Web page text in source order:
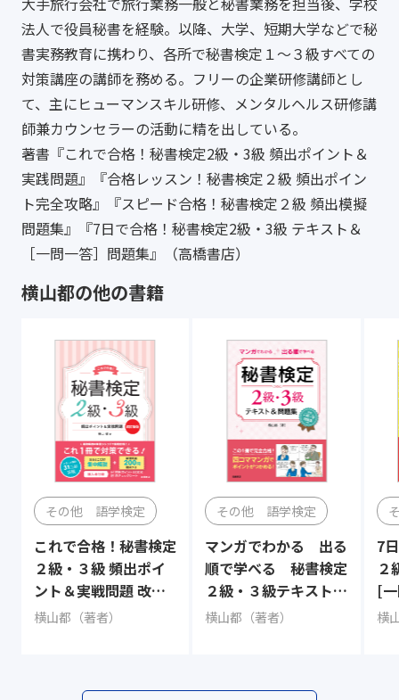
法人で役員秘書を経験。以降、大学、短期大学などで秘
書実務教育に携わり、各所で秘書検定１～３級すべての
対策講座の講師を務める。フリーの企業研修講師とし
て、主にヒューマンスキル研修、メンタルヘルス研修講
師兼カウンセラーの活動に精を出している。
著書『これで合格！秘書検定2級・3級 頻出ポイント＆
実践問題』『合格レッスン！秘書検定２級 頻出ポイン
ト完全攻略』『スピード合格！秘書検定２級 頻出模擬
問題集』『7日で合格！秘書検定2級・3級 テキスト＆
［一問一答］問題集』（高橋書店）
横山都の他の書籍
その他 語学検定
これで合格！秘書検定
２級・３級 頻出ポイ
ント＆実戦問題 改訂
新版
横山都（著者）
その他 語学検定
マンガでわかる 出る
順で学べる 秘書検定
２級・３級テキスト＆
問題集
横山都（著者）
7
２
[
横